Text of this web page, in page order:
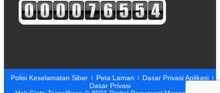
Polisi Keselamatan Siber Peta Laman
Dasar Privasi Aplikasi
Dasar Privasi